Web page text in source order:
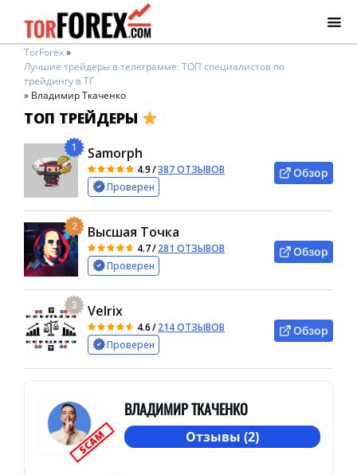
TorForex»
Лучшие трейдеры в телеграмме: ТОП специалистов по
трейдингу в ТГ
» Владимир Ткаченко
ТОП ТРЕЙДЕРЫ
1 Samorph
4.9/387 ОТЗЫВОВ
Проверен
Обзор
2 Высшая Точка
4.7/281 ОТЗЫВОВ
Проверен
Обзор
3 Velrix
4.6/214 ОТЗЫВОВ
Проверен
Обзор
SCAM
ВЛАДИМИР ТКАЧЕНКО
Отзывы (2)